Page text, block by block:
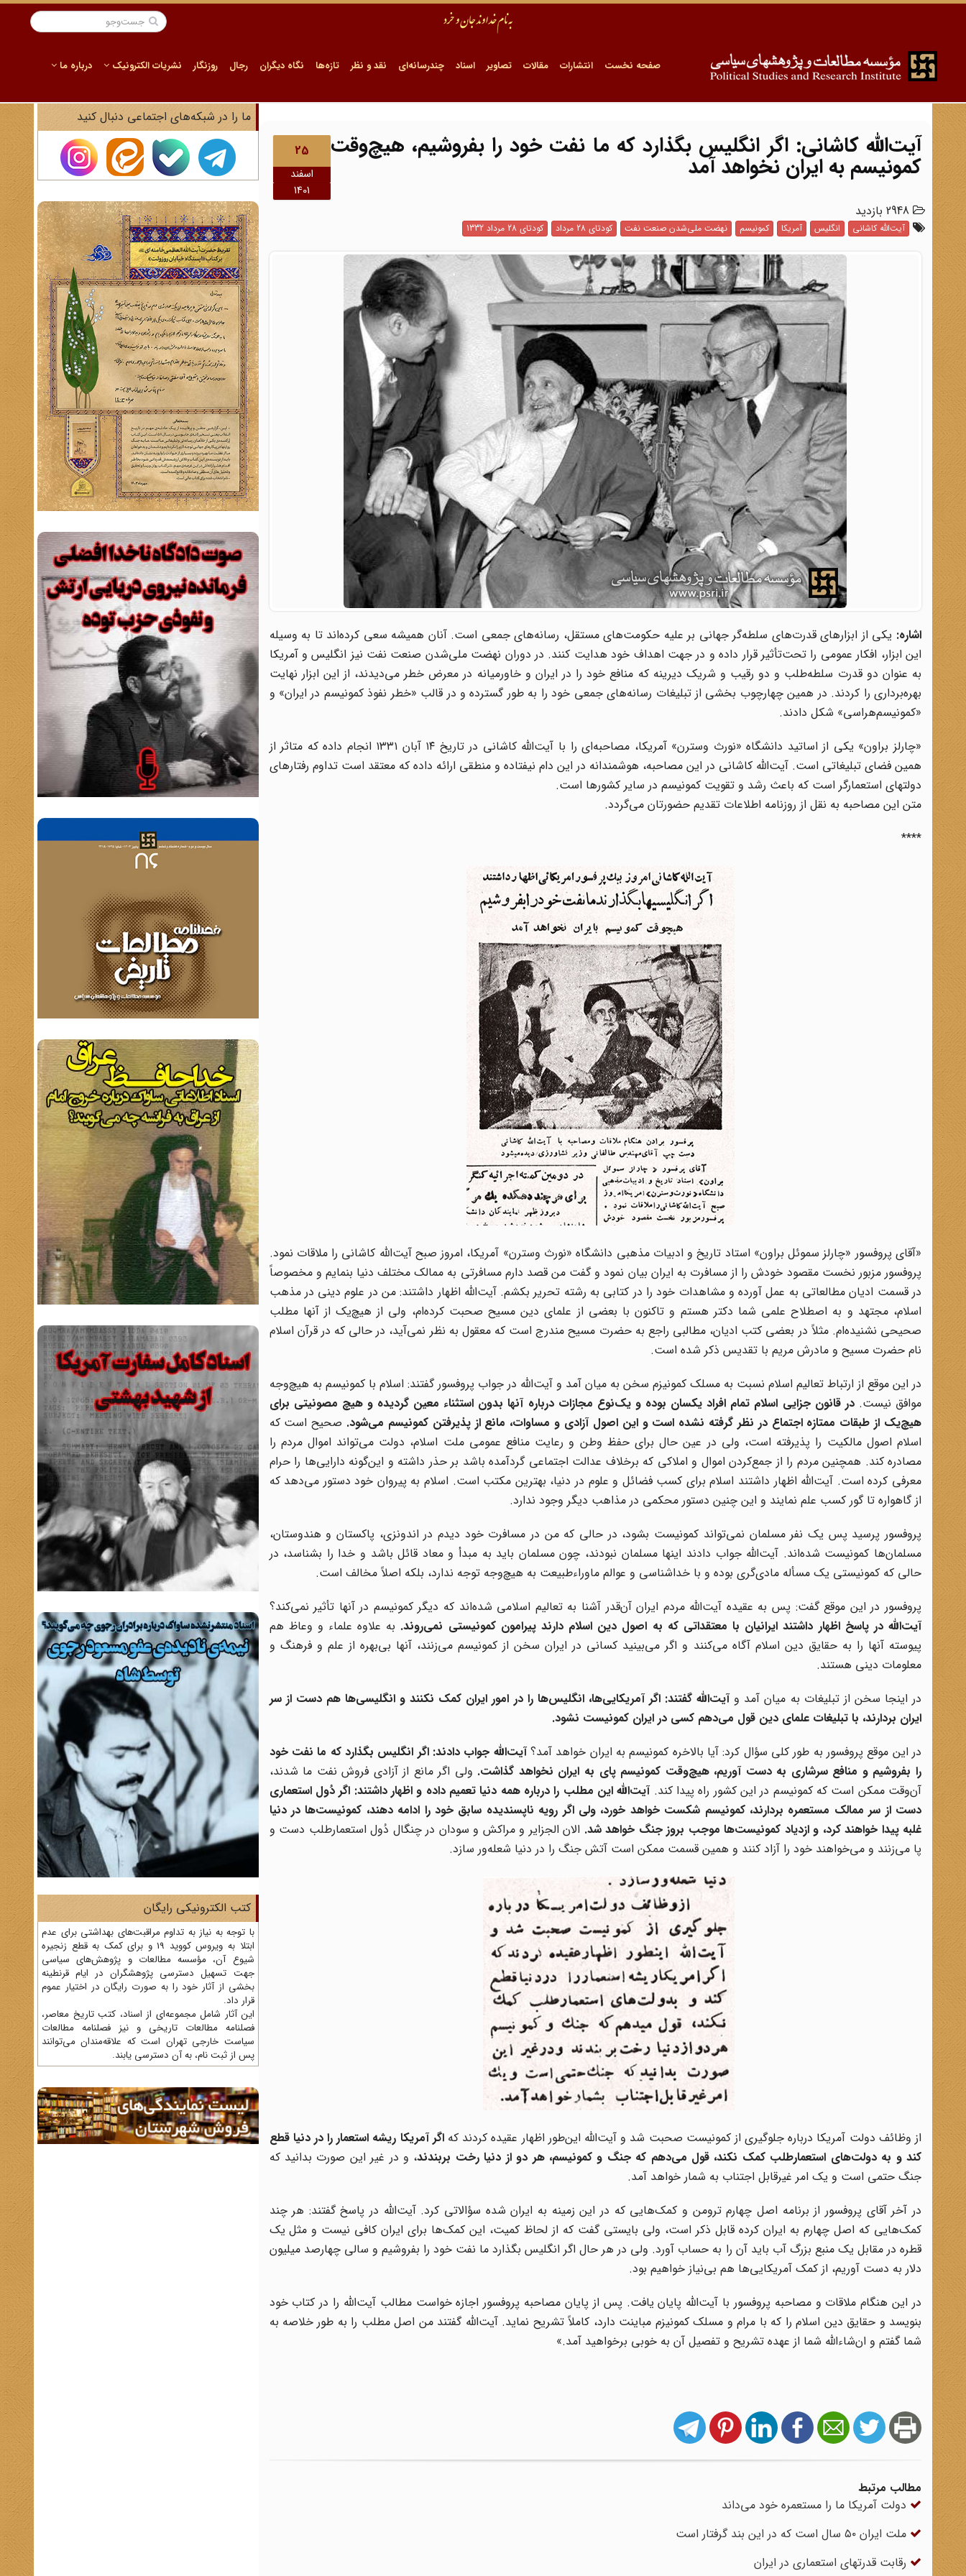
صفحه نخست انتشارات مقالات تصاویر اسناد چندرسانه‌ای نقد و نظر تازه‌ها نگاه دیگران رجال روزنگار نشریات الکترونیک درباره ما
25
اسفند
1401
آیت‌الله کاشانی: اگر انگلیس بگذارد که ما نفت خود را بفروشیم، هیچ‌وقت
کمونیسم به ایران نخواهد آمد
آیت‌الله کاشانی انگلیس آمریکا کمونیسم نهضت ملی‌شدن صنعت نفت کودتای 28 مرداد کودتای 28 مرداد 1332
اشاره: یکی از ابزارهای قدرت‌های سلطه‌گر جهانی بر علیه حکومت‌های مستقل، رسانه‌های جمعی است. آنان همیشه سعی کرده‌اند تا به وسیله
این ابزار، افکار عمومی را تحت‌تأثیر قرار داده و در جهت اهداف خود هدایت کنند. در دوران نهضت ملی‌شدن صنعت نفت نیز انگلیس و آمریکا
به عنوان دو قدرت سلطه‌طلب و دو رقیب و شریک دیرینه که منافع خود را در ایران و خاورمیانه در معرض خطر می‌دیدند، از این ابزار نهایت
بهره‌برداری را کردند. در همین چهارچوب بخشی از تبلیغات رسانه‌های جمعی خود را به طور گسترده و در قالب «خطر نفوذ کمونیسم در ایران» و
«کمونیسم‌هراسی» شکل دادند.
«چارلز براون» یکی از اساتید دانشگاه «نورث وسترن» آمریکا، مصاحبه‌ای را با آیت‌الله کاشانی در تاریخ ۱۴ آبان ۱۳۳۱ انجام داده که متاثر از
همین فضای تبلیغاتی است. آیت‌الله کاشانی در این مصاحبه، هوشمندانه در این دام نیفتاده و منطقی ارائه داده که معتقد است تداوم رفتارهای
دولتهای استعمارگر است که باعث رشد و تقویت کمونیسم در سایر کشورها است.
متن این مصاحبه به نقل از روزنامه اطلاعات تقدیم حضورتان می‌گردد.
****
«آقای پروفسور «چارلز سموئل براون» استاد تاریخ و ادبیات مذهبی دانشگاه «نورث وسترن» آمریکا، امروز صبح آیت‌الله کاشانی را ملاقات نمود.
پروفسور مزبور نخست مقصود خودش را از مسافرت به ایران بیان نمود و گفت من قصد دارم مسافرتی به ممالک مختلف دنیا بنمایم و مخصوصاً
در قسمت ادیان مطالعاتی به عمل آورده و مشاهدات خود را در کتابی به رشته تحریر بکشم. آیت‌الله اظهار داشتند: من در علوم دینی در مذهب
اسلام، مجتهد و به اصطلاح علمی شما دکتر هستم و تاکنون با بعضی از علمای دین مسیح صحبت کرده‌ام، ولی از هیچ‌یک از آنها مطلب
صحیحی نشنیده‌ام. مثلاً در بعضی کتب ادیان، مطالبی راجع به حضرت مسیح مندرج است که معقول به نظر نمی‌آید، در حالی که در قرآن اسلام
نام حضرت مسیح و مادرش مریم با تقدیس ذکر شده است.
در این موقع از ارتباط تعالیم اسلام نسبت به مسلک کمونیزم سخن به میان آمد و آیت‌الله در جواب پروفسور گفتند: اسلام با کمونیسم به هیچ‌وجه
موافق نیست.در قانون جزایی اسلام تمام افراد یکسان بوده و یک‌نوع مجازات درباره آنها بدون استثناء معین گردیده و هیچ مصونیتی برای
هیچ‌یک از طبقات ممتازه اجتماع در نظر گرفته نشده است و این اصول آزادی و مساوات، مانع از پذیرفتن کمونیسم می‌شود. صحیح است که
اسلام اصول مالکیت را پذیرفته است، ولی در عین حال برای حفظ وطن و رعایت منافع عمومی ملت اسلام، دولت می‌تواند اموال مردم را
مصادره کند. همچنین مردم را از جمع‌کردن اموال و املاکی که برخلاف عدالت اجتماعی گردآمده باشد بر حذر داشته و این‌گونه دارایی‌ها را حرام
معرفی کرده است. آیت‌الله اظهار داشتند اسلام برای کسب فضائل و علوم در دنیا، بهترین مکتب است. اسلام به پیروان خود دستور می‌دهد که
از گاهواره تا گور کسب علم نمایند و این چنین دستور محکمی در مذاهب دیگر وجود ندارد.
پروفسور پرسید پس یک نفر مسلمان نمی‌تواند کمونیست بشود، در حالی که من در مسافرت خود دیدم در اندونزی، پاکستان و هندوستان،
مسلمان‌ها کمونیست شده‌اند. آیت‌الله جواب دادند اینها مسلمان نبودند، چون مسلمان باید به مبدأ و معاد قائل باشد و خدا را بشناسد، در
حالی که کمونیستی یک مسأله مادی‌گری بوده و با خداشناسی و عوالم ماوراءطبیعت به هیچ‌وجه توجه ندارد، بلکه اصلاً مخالف است.
پروفسور در این موقع گفت: پس به عقیده آیت‌الله مردم ایران آن‌قدر آشنا به تعالیم اسلامی شده‌اند که دیگر کمونیسم در آنها تأثیر نمی‌کند؟
آیت‌الله در پاسخ اظهار داشتند ایرانیان با معتقداتی که به اصول دین اسلام دارند پیرامون کمونیستی نمی‌روند. به علاوه علماء و وعاظ هم
پیوسته آنها را به حقایق دین اسلام آگاه می‌کنند و اگر می‌بینید کسانی در ایران سخن از کمونیسم می‌زنند، آنها بی‌بهره از علم و فرهنگ و
معلومات دینی هستند.
در اینجا سخن از تبلیغات به میان آمد وآیت‌الله گفتند: اگر آمریکایی‌ها، انگلیس‌ها را در امور ایران کمک نکنند و انگلیسی‌ها هم دست از سر
ایران بردارند، با تبلیغات علمای دین قول می‌دهم کسی در ایران کمونیست نشود.
در این موقع پروفسور به طور کلی سؤال کرد: آیا بالاخره کمونیسم به ایران خواهد آمد؟آیت‌الله جواب دادند: اگر انگلیس بگذارد که ما نفت خود
را بفروشیم و منافع سرشاری به دست آوریم، هیچ‌وقت کمونیسم پای به ایران نخواهد گذاشت. ولی اگر مانع از آزادی فروش نفت ما شدند،
آن‌وقت ممکن است که کمونیسم در این کشور راه پیدا کند.آیت‌الله این مطلب را درباره همه دنیا تعمیم داده و اظهار داشتند: اگر دُول استعماری
دست از سر ممالک مستعمره بردارند، کمونیسم شکست خواهد خورد، ولی اگر رویه ناپسندیده سابق خود را ادامه دهند، کمونیست‌ها در دنیا
غلبه پیدا خواهند کرد، و ازدیاد کمونیست‌ها موجب بروز جنگ خواهد شد. الان الجزایر و مراکش و سودان در چنگال دُول استعمارطلب دست و
پا می‌زنند و می‌خواهند خود را آزاد کنند و همین قسمت ممکن است آتش جنگ را در دنیا شعله‌ور سازد.
از وظائف دولت آمریکا درباره جلوگیری از کمونیست صحبت شد و آیت‌الله این‌طور اظهار عقیده کردند کهاگر آمریکا ریشه استعمار را در دنیا قطع
کند و به دولت‌های استعمارطلب کمک نکند، قول می‌دهم که جنگ و کمونیسم، هر دو از دنیا رخت بربندند، و در غیر این صورت بدانید که
جنگ حتمی است و یک امر غیرقابل اجتناب به شمار خواهد آمد.
در آخر آقای پروفسور از برنامه اصل چهارم ترومن و کمک‌هایی که در این زمینه به ایران شده سؤالاتی کرد. آیت‌الله در پاسخ گفتند: هر چند
کمک‌هایی که اصل چهارم به ایران کرده قابل ذکر است، ولی بایستی گفت که از لحاظ کمیت، این کمک‌ها برای ایران کافی نیست و مثل یک
قطره در مقابل یک منبع بزرگ آب باید آن را به حساب آورد. ولی در هر حال اگر انگلیس بگذارد ما نفت خود را بفروشیم و سالی چهارصد میلیون
دلار به دست آوریم، از کمک آمریکایی‌ها هم بی‌نیاز خواهیم بود.
در این هنگام ملاقات و مصاحبه پروفسور با آیت‌الله پایان یافت. پس از پایان مصاحبه پروفسور اجازه خواست مطالب آیت‌الله را در کتاب خود
بنویسد و حقایق دین اسلام را که با مرام و مسلک کمونیزم مباینت دارد، کاملاً تشریح نماید. آیت‌الله گفتند من اصل مطلب را به طور خلاصه به
شما گفتم و ان‌شاءالله شما از عهده تشریح و تفصیل آن به خوبی برخواهید آمد.»
مطالب مرتبط
دولت آمریکا ما را مستعمره خود می‌داند
ملت ایران ۵۰ سال است که در این بند گرفتار است
رقابت قدرتهای استعماری در ایران
ما را در شبکه‌های اجتماعی دنبال کنید
کتب الکترونیکی رایگان
با توجه به نیاز به تداوم مراقبت‌های بهداشتی برای عدم
ابتلا به ویروس کووید 19 و برای کمک به قطع زنجیره
شیوع آن، مؤسسه مطالعات و پژوهش‌های سیاسی
جهت تسهیل دسترسی پژوهشگران در ایام قرنطینه
بخشی از آثار خود را به صورت رایگان در اختیار عموم
قرار داد.
این آثار شامل مجموعه‌ای از اسناد، کتب تاریخ معاصر،
فصلنامه‌ مطالعات تاریخی و نیز فصلنامه مطالعات
سیاست خارجی تهران است که علاقه‌مندان می‌توانند
پس از ثبت نام، به آن دسترسی یابند.